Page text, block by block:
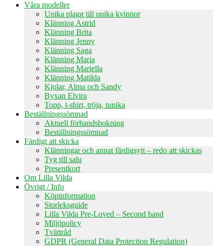
Våra modeller
Unika plagg till unika kvinnor
Klänning Astrid
Klänning Brita
Klänning Jenny
Klänning Saga
Klänning Maria
Klänning Mariella
Klänning Matilda
Kjolar, Alma och Sandy
Byxan Elvira
Topp, t-shirt, tröja, tunika
Beställningssömnad
Aktuell förhandsbokning
Beställningssömnad
Färdigt att skicka
Klänningar och annat färdigsytt – redo att skickas
Tyg till salu
Presentkort
Om Lilla Vilda
Övrigt / Info
Köpinformation
Storleksguide
Lilla Vilda Pre-Loved – Second hand
Miljöpolicy
Tvättråd
GDPR (General Data Protection Regulation)